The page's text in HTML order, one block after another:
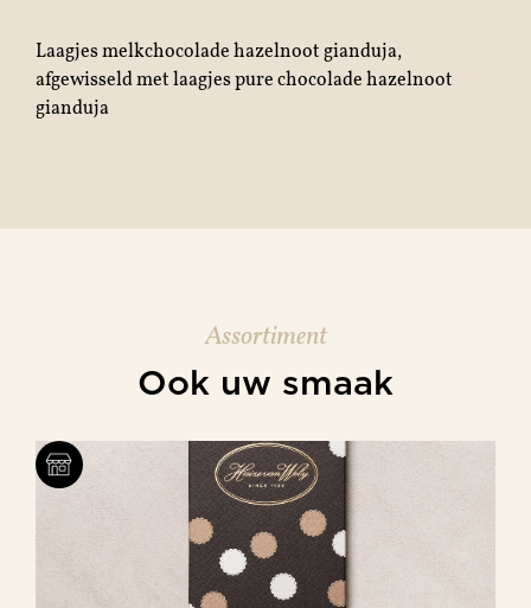
Laagjes melkchocolade hazelnoot gianduja,
afgewisseld met laagjes pure chocolade hazelnoot
gianduja
Assortiment
Ook uw smaak